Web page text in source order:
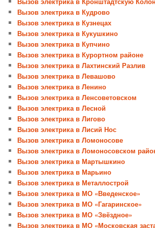
Вызов электрика в Кудрово
Вызов электрика в Кузнецах
Вызов электрика в Кукушкино
Вызов электрика в Купчино
Вызов электрика в Курортном районе
Вызов электрика в Лахтинский Разлив
Вызов электрика в Левашово
Вызов электрика в Ленино
Вызов электрика в Ленсоветовском
Вызов электрика в Лесной
Вызов электрика в Лигово
Вызов электрика в Лисий Нос
Вызов электрика в Ломоносове
Вызов электрика в Ломоносовском
Вызов электрика в Мартышкино
Вызов электрика в Марьино
Вызов электрика в Металлострой
Вызов электрика в МО «Введенское»
Вызов электрика в МО «Гагаринское»
Вызов электрика в МО «Звёздное»
Вызов электрика в МО «Московская